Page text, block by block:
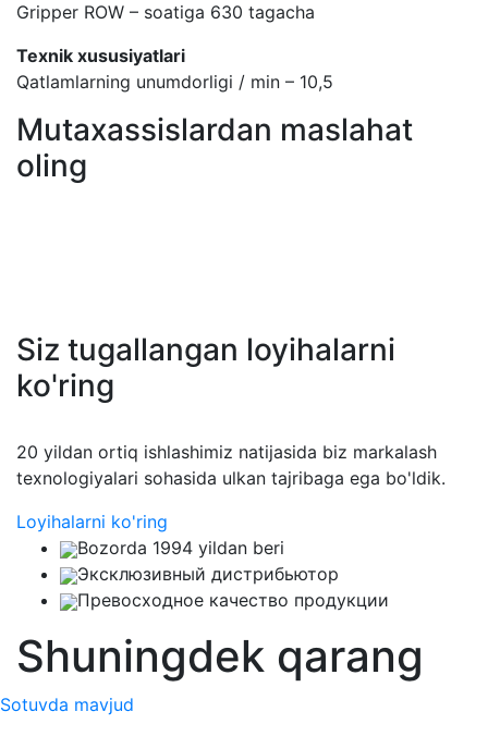
Gripper ROW – soatiga 630 tagacha
Texnik xususiyatlari
Qatlamlarning unumdorligi / min – 10,5
Mutaxassislardan maslahat
oling
Siz tugallangan loyihalarni
ko'ring
20 yildan ortiq ishlashimiz natijasida biz markalash
texnologiyalari sohasida ulkan tajribaga ega bo'ldik.
Loyihalarni ko'ring
Bozorda 1994 yildan beri
Эксклюзивный дистрибьютор
Превосходное качество продукции
Shuningdek qarang
Sotuvda mavjud